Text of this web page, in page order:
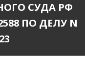
СУДА РФ
ПО ДЕЛУ N